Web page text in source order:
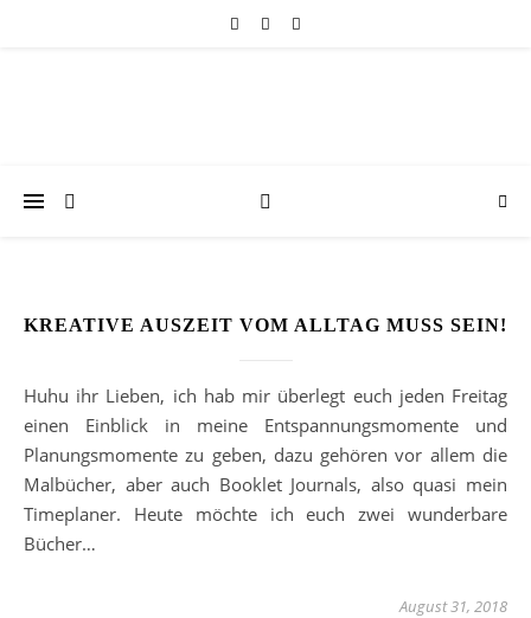
KREATIVE AUSZEIT VOM ALLTAG MUSS SEIN!
Huhu ihr Lieben, ich hab mir überlegt euch jeden Freitag
einen Einblick in meine Entspannungsmomente und
Planungsmomente zu geben, dazu gehören vor allem die
Malbücher, aber auch Booklet Journals, also quasi mein
Timeplaner. Heute möchte ich euch zwei wunderbare
Bücher…
August 31, 2018